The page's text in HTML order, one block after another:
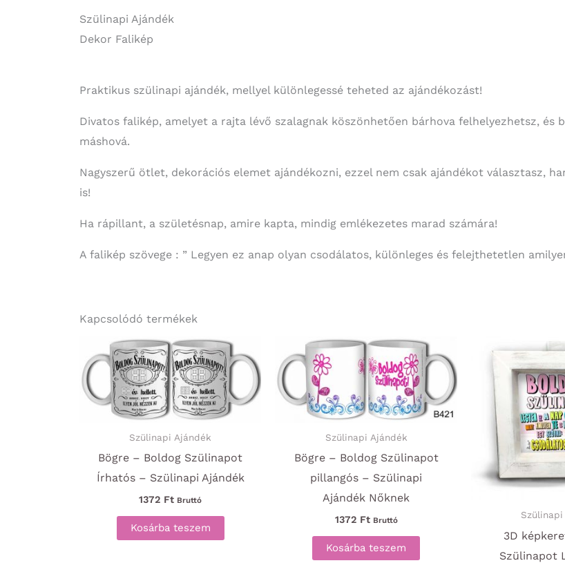
Szülinapi Ajándék
Dekor Falikép
Praktikus szülinapi ajándék, mellyel különlegessé teheted az ajándékozást!
Divatos falikép, amelyet a rajta lévő szalagnak köszönhetően bárhova felhelyezhetsz,
máshová.
Nagyszerű ötlet, dekorációs elemet ajándékozni, ezzel nem csak ajándékot választasz,
is!
Ha rápillant, a születésnap, amire kapta, mindig emlékezetes marad számára!
A falikép szövege : ” Legyen ez anap olyan csodálatos, különleges és felejthetetlen
Kapcsolódó termékek
Szülinapi Ajándék
Bögre – Boldog Szülinapot
Írhatós – Szülinapi Ajándék
1372 Ft Bruttó
Kosárba teszem
Szülinapi Ajándék
Bögre – Boldog Szülinapot
pillangós – Szülinapi
Ajándék Nőknek
1372 Ft Bruttó
Kosárba teszem
3D
Szülinapot